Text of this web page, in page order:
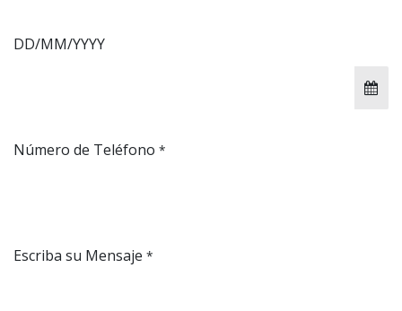
DD/MM/YYYY
Número de Teléfono *
Escriba su Mensaje *